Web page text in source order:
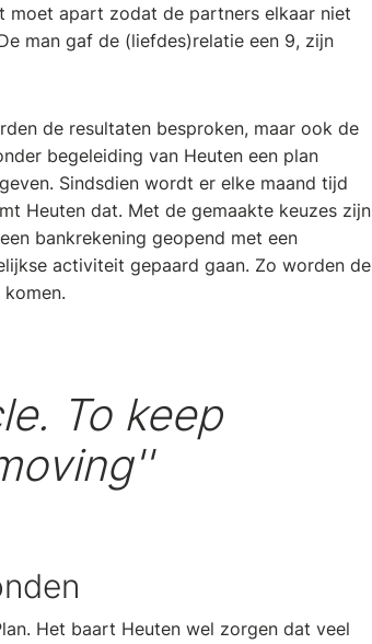
moet apart zodat de partners elkaar niet
man gaf de (liefdes)relatie een 9, zijn
de resultaten besproken, maar ook de
begeleiding van Heuten een plan
Sindsdien wordt er elke maand tijd
Heuten dat. Met de gemaakte keuzes zijn
bankrekening geopend met een
activiteit gepaard gaan. Zo worden de
To keep
Het baart Heuten wel zorgen dat veel